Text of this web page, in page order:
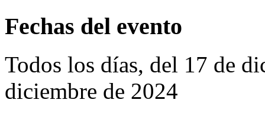
Fechas del evento
Todos los días, del 17 de
diciembre de 2024